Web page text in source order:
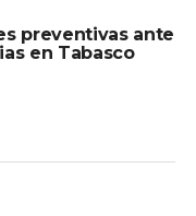
preventivas ante
en Tabasco